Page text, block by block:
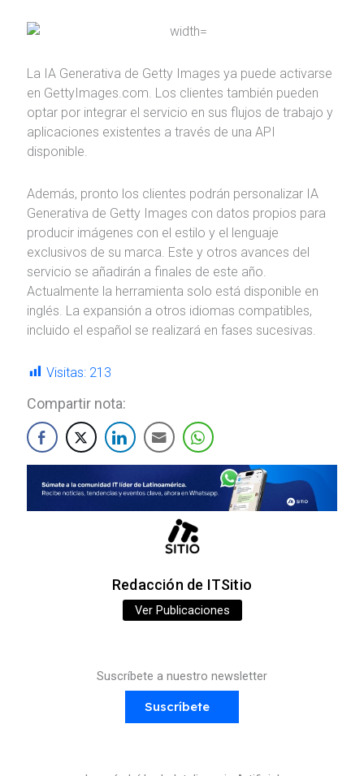
La IA Generativa de Getty Images ya puede activarse
en GettyImages.com. Los clientes también pueden
optar por integrar el servicio en sus flujos de trabajo y
aplicaciones existentes a través de una API
disponible.
Además, pronto los clientes podrán personalizar IA
Generativa de Getty Images con datos propios para
producir imágenes con el estilo y el lenguaje
exclusivos de su marca. Este y otros avances del
servicio se añadirán a finales de este año.
Actualmente la herramienta solo está disponible en
inglés. La expansión a otros idiomas compatibles,
incluido el español se realizará en fases sucesivas.
Visitas: 213
Compartir nota:
Redacción de ITSitio
Ver Publicaciones
Suscríbete a nuestro newsletter
Suscríbete